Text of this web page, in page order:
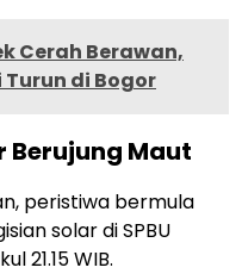
Cerah Berawan,
di Bogor
Berujung Maut
peristiwa bermula
solar di SPBU
21.15 WIB.